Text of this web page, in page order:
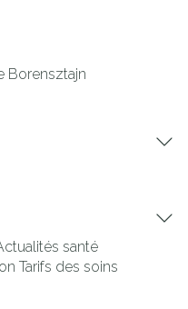
Borensztajn
santé
Tarifs des soins